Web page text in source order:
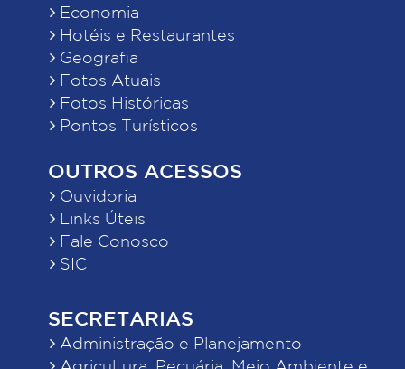
Economia
Hotéis e Restaurantes
Geografia
Fotos Atuais
Fotos Históricas
Pontos Turísticos
OUTROS ACESSOS
Ouvidoria
Links Úteis
Fale Conosco
SIC
SECRETARIAS
Administração e Planejamento